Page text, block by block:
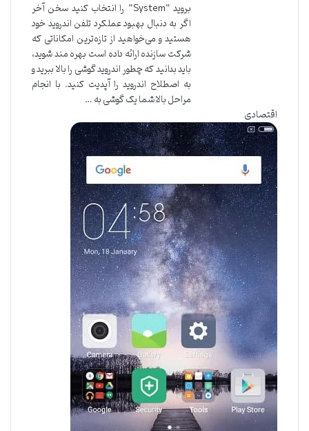
بروید “System” را انتخاب کنید سخن آخر
اگر به دنبال بهبود عملکرد تلفن اندروید خود
هستید و می‌خواهید از تازه‌ترین امکاناتی که
شرکت سازنده ارائه داده است بهره مند شوید،
باید بدانید که چطور اندروید گوشی را بالا ببرید و
به اصطلاح اندروید را آپدیت کنید. با انجام
مراحل بالا شما یک گوشی به …
اقتصادی